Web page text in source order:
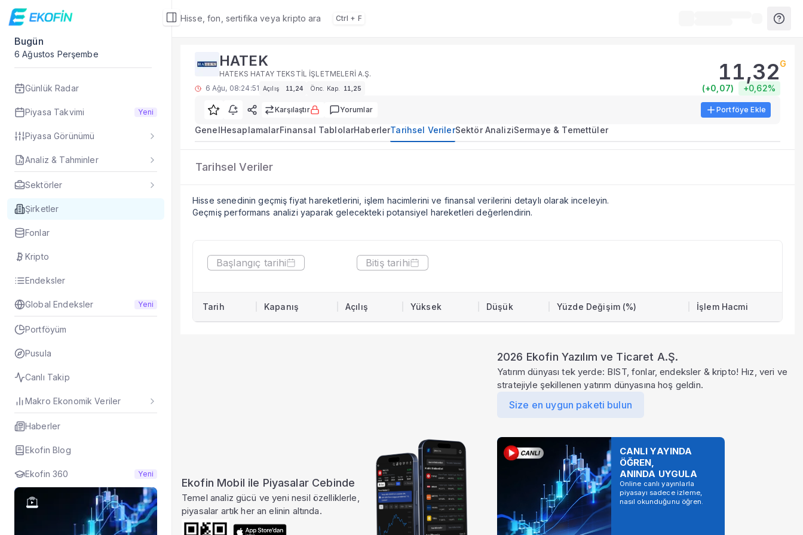
Hisse, fon, sertifika veya kripto ara Ctrl + F
Bugün
6 Ağustos Perşembe
Günlük Radar
Piyasa Takvimi Yeni
Piyasa Görünümü
Analiz & Tahminler
Sektörler
Şirketler
Fonlar
Kripto
Endeksler
Global Endeksler Yeni
Portföyüm
Pusula
Canlı Takip
Makro Ekonomik Veriler
Haberler
Ekofin Blog
Ekofin 360 Yeni
BIST hisseleri için finansal tablolar, teknik analiz, haberler ve değerleme araçları.
Alt Bölümler
Özet Rapor
Şirket Rapor
Hisseyi Taşıyan Fonlar
Hisse Analizi
Hesaplamalar
Nakit Akım Tablosu
Şirket Değerleme
Yeni İş İlişkileri
Tarihsel Veriler
HATEK tarihsel fiyat, hacim ve finansal veriler.
HATEK
HATEKS HATAY TEKSTİL İŞLETMELERİ A.Ş.
6 Ağu, 08:24:51 Açılış 11,24 Önc. Kap. 11,25
11,32G
(+0,07) +0,62%
Karşılaştır Yorumlar Portföye Ekle
GenelHesaplamalarFinansal TablolarHaberlerTarihsel VerilerSektör AnaliziSermaye & Temettüler
HATEK
Tarihsel Veriler
Hisse senedinin geçmiş fiyat hareketlerini, işlem hacimlerini ve finansal verilerini detaylı olarak inceleyin.
Geçmiş performans analizi yaparak gelecekteki potansiyel hareketleri değerlendirin.
Başlangıç tarihi Bitiş tarihi
Tarih Kapanış Açılış Yüksek Düşük Yüzde Değişim (%) İşlem Hacmi
Ekofin Mobil ile Piyasalar Cebinde
Temel analiz gücü ve yeni nesil özelliklerle,
piyasalar artık her an elinin altında.
2026 Ekofin Yazılım ve Ticaret A.Ş.
Yatırım dünyası tek yerde: BIST, fonlar, endeksler & kripto! Hız, veri ve
stratejiyle şekillenen yatırım dünyasına hoş geldin.
Size en uygun paketi bulun
CANLI YAYINDA
ÖĞREN,
ANINDA UYGULA
Online canlı yayınlarla
piyasayı sadece izleme,
nasıl okunduğunu öğren.